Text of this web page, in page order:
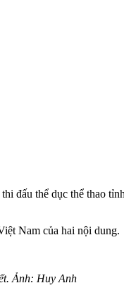
đấu thể dục thể thao
Nam của hai nội dung.
Ảnh: Huy Anh